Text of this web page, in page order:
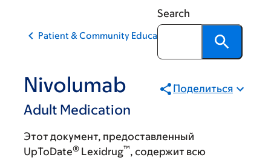
Search
Patient & Community Education
Nivolumab
Adult Medication
Поделиться
Этот документ, предоставленный
UpToDate® Lexidrug™, содержит всю